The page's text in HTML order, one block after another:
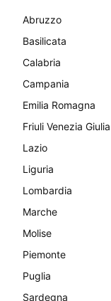
Abruzzo
Basilicata
Calabria
Campania
Emilia Romagna
Friuli Venezia Giulia
Lazio
Liguria
Lombardia
Marche
Molise
Piemonte
Puglia
Sardegna